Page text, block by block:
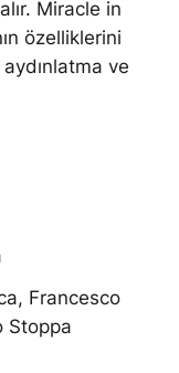
Miracle in
özelliklerini
ve
Francesco
Stoppa